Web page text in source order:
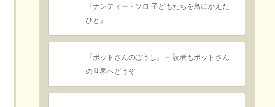
『ナンティー・ソロ 子どもたちを鳥にかえた
ひと』
『ポットさんのぼうし』－ 読者もポットさん
の世界へどうぞ